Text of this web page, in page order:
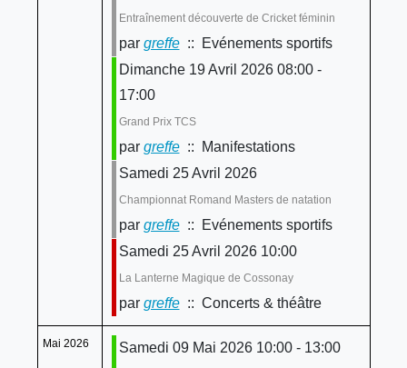
Entraînement découverte de Cricket féminin
par greffe:: Evénements sportifs
Dimanche 19 Avril 2026 08:00 -
17:00
Grand Prix TCS
par greffe:: Manifestations
Samedi 25 Avril 2026
Championnat Romand Masters de natation
par greffe:: Evénements sportifs
Samedi 25 Avril 2026 10:00
La Lanterne Magique de Cossonay
par greffe:: Concerts & théâtre
Mai 2026 Samedi 09 Mai 2026 10:00 - 13:00